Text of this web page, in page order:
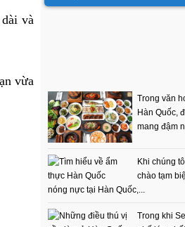
và
vừa
5 thủ thuật học tiếng Hàn
Thông tin về học phí các
Hàn cần biết
mang đậm
nóng nực tại Hàn Quốc,...
Trong khi
nhất ở Hàn Quốc,...